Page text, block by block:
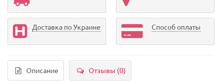
Доставка по Украине Способ оплаты
Описание Отзывы (0)